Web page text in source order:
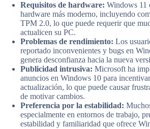
Requisitos de hardware: Windows 11
hardware más moderno, incluyendo
TPM 2.0, lo que puede requerir que
actualicen su PC.
Problemas de rendimiento: Los
reportado inconvenientes y bugs en
genera desconfianza hacia la nueva
Publicidad intrusiva: Microsoft ha
anuncios en Windows 10 para
actualización, lo que puede causar
de motivar cambios.
Preferencia por la estabilidad:
especialmente en entornos de trabajo,
estabilidad y familiaridad que ofrece